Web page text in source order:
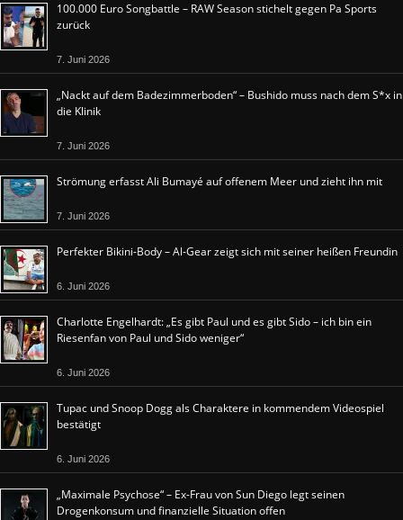
100.000 Euro Songbattle – RAW Season stichelt gegen Pa Sports
zurück
7. Juni 2026
„Nackt auf dem Badezimmerboden“ – Bushido muss nach dem S*x in
die Klinik
7. Juni 2026
Strömung erfasst Ali Bumayé auf offenem Meer und zieht ihn mit
7. Juni 2026
Perfekter Bikini-Body – Al-Gear zeigt sich mit seiner heißen Freundin
6. Juni 2026
Charlotte Engelhardt: „Es gibt Paul und es gibt Sido – ich bin ein
Riesenfan von Paul und Sido weniger“
6. Juni 2026
Tupac und Snoop Dogg als Charaktere in kommendem Videospiel
bestätigt
6. Juni 2026
„Maximale Psychose“ – Ex-Frau von Sun Diego legt seinen
Drogenkonsum und finanzielle Situation offen